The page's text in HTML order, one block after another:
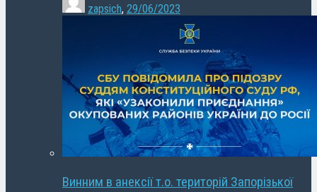
zapsich, 29/06/2023
Винним в анексії т.о. територій Запорізької